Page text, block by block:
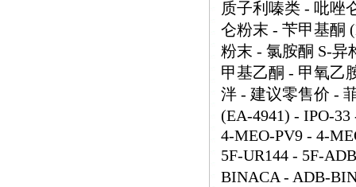
质子利嗪类 - 吡唑
仑粉末 - 苄甲基酮
粉末 - 氯胺酮 S-异
甲基乙酮 - 甲氧乙
泮 - 建议零售价 -
(EA-4941) - IPO-
4-MEO-PV9 - 4-
5F-UR144 - 5F-
BINACA - ADB-